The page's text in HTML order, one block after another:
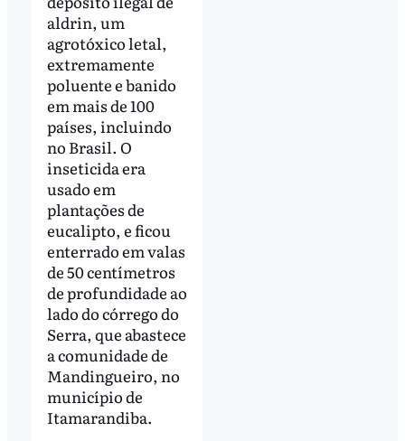
aldrin, um
agrotóxico letal,
extremamente
poluente e banido
em mais de 100
países, incluindo
no Brasil. O
inseticida era
usado em
plantações de
eucalipto, e ficou
enterrado em valas
de 50 centímetros
de profundidade ao
lado do córrego do
Serra, que abastece
a comunidade de
Mandingueiro, no
município de
Itamarandiba.